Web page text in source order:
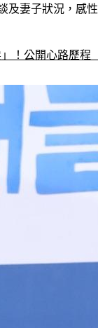
及妻子狀況，
！公開心路歷程